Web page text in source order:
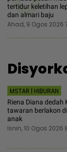
tertidur keletihan
dan almari baju
Ahad, 9 Ogos 2026
MSTAR | HIBURAN
Riena Diana dedah
tawaran berlakon
anak
Isnin, 10 Ogos 2026